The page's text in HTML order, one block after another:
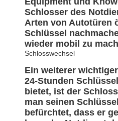
Schlosser des
Arten von Autotüren
Schlüssel
wieder mobil zu
Schlosswechsel
Ein weiterer
24-Stunden
bietet, ist der
man seinen
befürchtet, dass er